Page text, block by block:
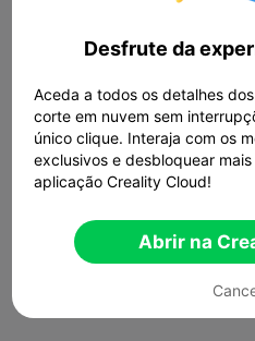
Desfrute da
Aceda a todos os detalhes
corte em nuvem sem
único clique. Interaja com os
exclusivos e desbloquear
aplicação Creality Cloud!
Abrir na